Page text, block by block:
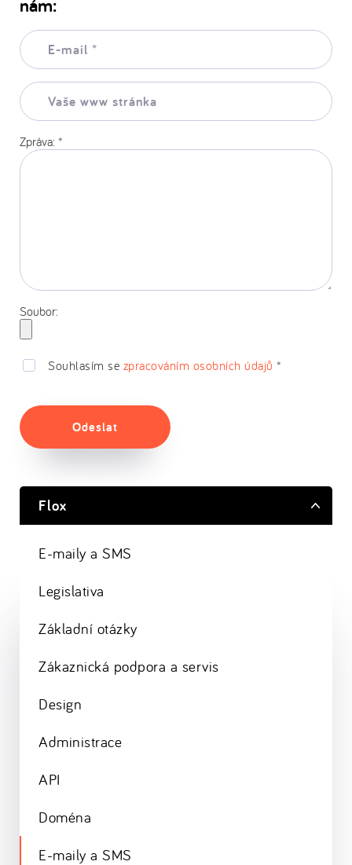
nám:
E-
mail:
Vaše
www
stránka:
Zpráva: *
Soubor:
Souhlasím se zpracováním osobních údajů *
Odeslat
Flox
E-maily a SMS
Legislativa
Základní otázky
Zákaznická podpora a servis
Design
Administrace
API
Doména
E-maily a SMS